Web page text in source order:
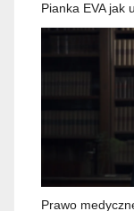
Pianka EVA jak
Prawo